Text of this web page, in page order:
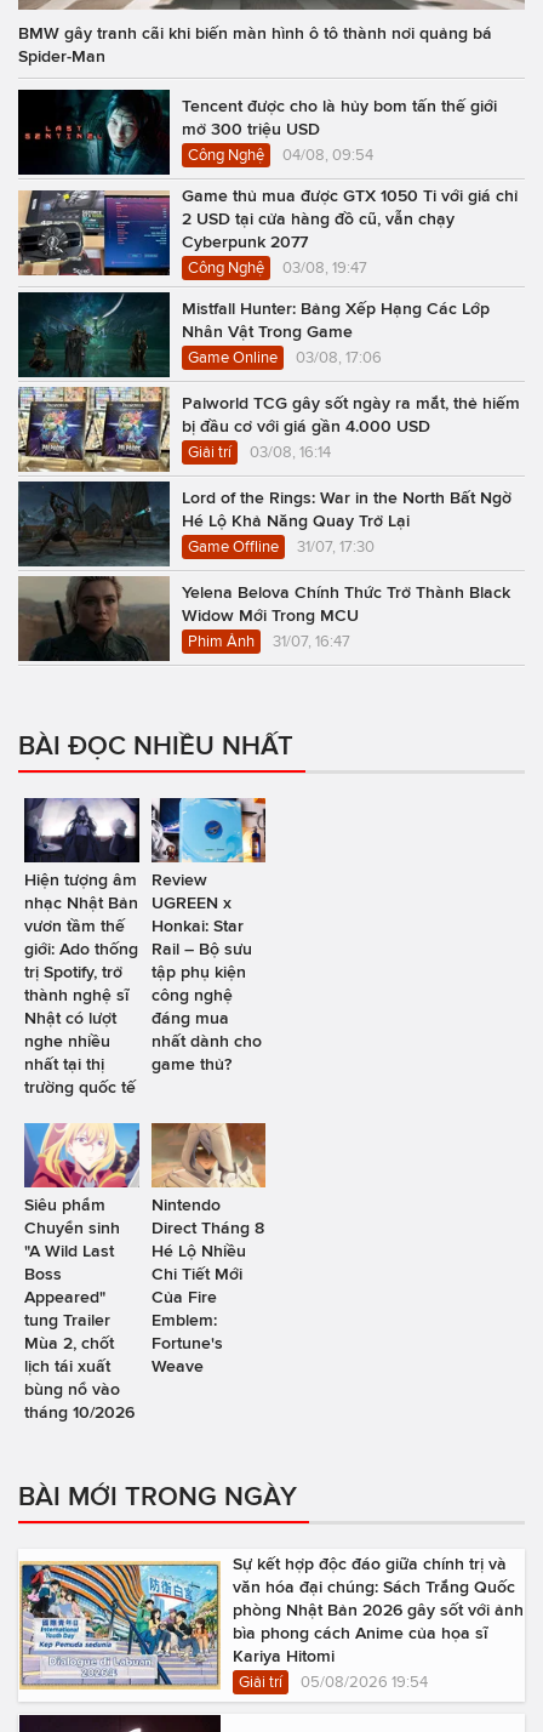
BMW gây tranh cãi khi biến màn hình ô tô thành nơi quảng bá
Spider-Man
Tencent được cho là hủy bom tấn thế giới
mở 300 triệu USD
Công Nghệ 04/08, 09:54
Game thủ mua được GTX 1050 Ti với giá chỉ
2 USD tại cửa hàng đồ cũ, vẫn chạy
Cyberpunk 2077
Công Nghệ 03/08, 19:47
Mistfall Hunter: Bảng Xếp Hạng Các Lớp
Nhân Vật Trong Game
Game Online 03/08, 17:06
Palworld TCG gây sốt ngày ra mắt, thẻ hiếm
bị đầu cơ với giá gần 4.000 USD
Giải trí 03/08, 16:14
Lord of the Rings: War in the North Bất Ngờ
Hé Lộ Khả Năng Quay Trở Lại
Game Offline 31/07, 17:30
Yelena Belova Chính Thức Trở Thành Black
Widow Mới Trong MCU
Phim Ảnh 31/07, 16:47
BÀI ĐỌC NHIỀU NHẤT
Hiện tượng âm
nhạc Nhật Bản
vươn tầm thế
giới: Ado thống
trị Spotify, trở
thành nghệ sĩ
Nhật có lượt
nghe nhiều
nhất tại thị
trường quốc tế
Review
UGREEN x
Honkai: Star
Rail – Bộ sưu
tập phụ kiện
công nghệ
đáng mua
nhất dành cho
game thủ?
Siêu phẩm
Chuyển sinh
"A Wild Last
Boss
Appeared"
tung Trailer
Mùa 2, chốt
lịch tái xuất
bùng nổ vào
tháng 10/2026
Nintendo
Direct Tháng 8
Hé Lộ Nhiều
Chi Tiết Mới
Của Fire
Emblem:
Fortune's
Weave
BÀI MỚI TRONG NGÀY
Sự kết hợp độc đáo giữa chính trị và
văn hóa đại chúng: Sách Trắng Quốc
phòng Nhật Bản 2026 gây sốt với ảnh
bìa phong cách Anime của họa sĩ
Kariya Hitomi
Giải trí 05/08/2026 19:54